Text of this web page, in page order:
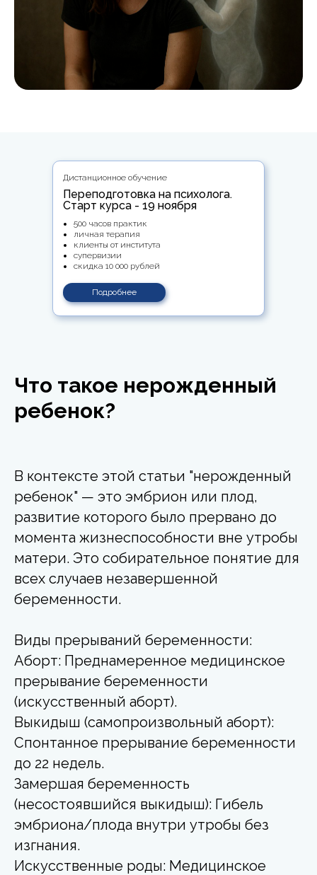
Дистанционное обучение
500 часов практик
личная терапия
клиенты от института
супервизии
скидка 10 000 рублей
Переподготовка на психолога.
Старт курса - 19 ноября
Подробнее
Что такое нерожденный
ребенок?
В контексте этой статьи "нерожденный
ребенок" — это эмбрион или плод,
развитие которого было прервано до
момента жизнеспособности вне утробы
матери. Это собирательное понятие для
всех случаев незавершенной
беременности.
Виды прерываний беременности:
Аборт: Преднамеренное медицинское
прерывание беременности
(искусственный аборт).
Выкидыш (самопроизвольный аборт):
Спонтанное прерывание беременности
до 22 недель.
Замершая беременность
(несостоявшийся выкидыш): Гибель
эмбриона/плода внутри утробы без
изгнания.
Искусственные роды: Медицинское